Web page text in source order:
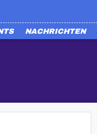
NACHRICHTEN